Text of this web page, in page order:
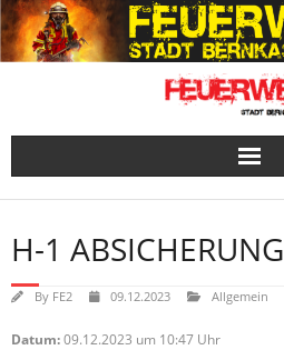
Skip
to
content
H-1 ABSICHERUNG
By FE2 09.12.2023 Allgemein
Datum:09.12.2023 um 10:47 Uhr